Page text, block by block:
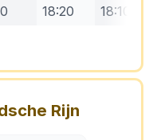
18:20 18:10
Rijn